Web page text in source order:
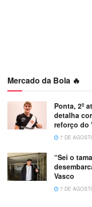
Mercado da Bola 🔥
Ponta, 2º
detalha
reforço do
7 DE
“Sei o
Vasco
7 DE